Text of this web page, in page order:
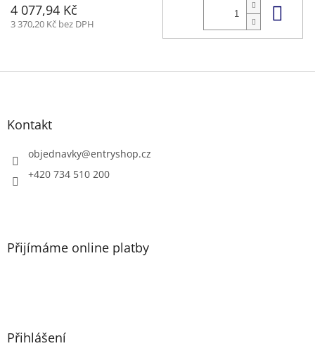
4 077,94 Kč
3 370,20 Kč bez DPH
Z
Kontakt
objednavky@entryshop.cz
+420 734 510 200
Přijímáme online platby
Přihlášení